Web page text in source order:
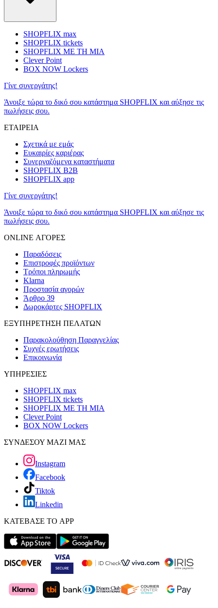
SHOPFLIX max
SHOPFLIX tickets
SHOPFLIX ΜΕ ΤΗ ΜΙΑ
Clever Point
BOX NOW Lockers
Γίνε συνεργάτης!
Άνοιξε τώρα το δικό σου κατάστημα SHOPFLIX και αύξησε τις
πωλήσεις σου.
ΕΤΑΙΡΕΙΑ
Σχετικά με εμάς
Ευκαιρίες καριέρας
Συνεργαζόμενα καταστήματα
SHOPFLIX B2B
SHOPFLIX app
Γίνε συνεργάτης!
Άνοιξε τώρα το δικό σου κατάστημα SHOPFLIX και αύξησε τις
πωλήσεις σου.
ONLINE ΑΓΟΡΕΣ
Παραδόσεις
Επιστροφές προϊόντων
Τρόποι πληρωμής
Klarna
Προστασία αγορών
Άρθρο 39
Δωροκάρτες SHOPFLIX
ΕΞΥΠΗΡΕΤΗΣΗ ΠΕΛΑΤΩΝ
Παρακολούθηση Παραγγελίας
Συχνές ερωτήσεις
Επικοινωνία
ΥΠΗΡΕΣΙΕΣ
SHOPFLIX max
SHOPFLIX tickets
SHOPFLIX ΜΕ ΤΗ ΜΙΑ
Clever Point
BOX NOW Lockers
ΣΥΝΔΕΣΟΥ ΜΑΖΙ ΜΑΣ
Instagram
Facebook
Tiktok
Linkedin
ΚΑΤΕΒΑΣΕ ΤΟ APP